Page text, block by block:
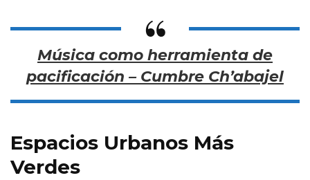
Música como herramienta de
pacificación – Cumbre Ch’abajel
Espacios Urbanos Más
Verdes